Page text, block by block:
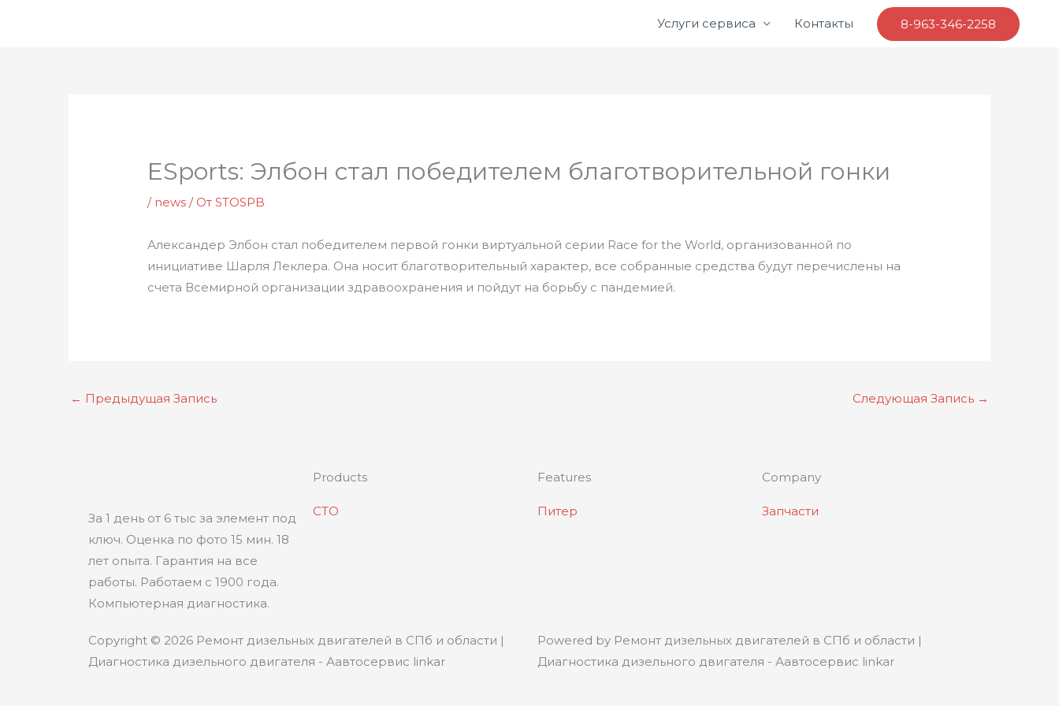
Услуги сервиса Контакты 8-963-346-2258
ESports: Элбон стал победителем благотворительной гонки
/ news / ОтSTOSPB
Александер Элбон стал победителем первой гонки виртуальной серии Race for the World, организованной по
инициативе Шарля Леклера. Она носит благотворительный характер, все собранные средства будут перечислены на
счета Всемирной организации здравоохранения и пойдут на борьбу с пандемией.
← Предыдущая Запись Следующая Запись →
За 1 день от 6 тыс за элемент под
ключ. Оценка по фото 15 мин. 18
лет опыта. Гарантия на все
работы. Работаем с 1900 года.
Компьютерная диагностика.
Products
СТО
Features
Питер
Company
Запчасти
Copyright © 2026 Ремонт дизельных двигателей в СПб и области |
Диагностика дизельного двигателя - Аавтосервис linkar
Powered by Ремонт дизельных двигателей в СПб и области |
Диагностика дизельного двигателя - Аавтосервис linkar